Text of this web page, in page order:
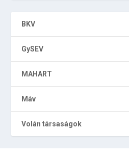
BKV
GySEV
MAHART
Máv
Volán társaságok